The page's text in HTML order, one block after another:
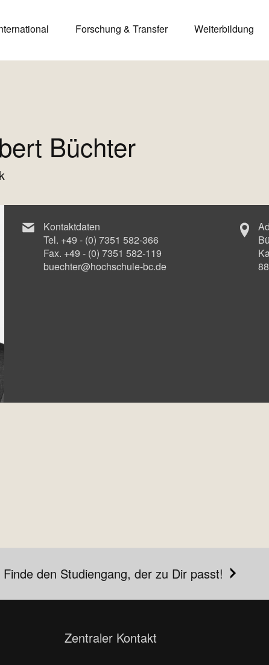
Forschung & Transfer Weiterbildung
Büchter
Kontaktdaten
Tel. +49 - (0) 7351 582-366
Fax. +49 - (0) 7351 582-119
buechter@hochschule-bc.de
Finde den Studiengang, der zu Dir passt!
Zentraler Kontakt